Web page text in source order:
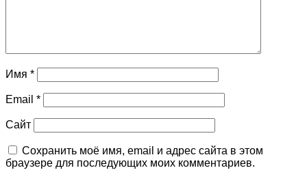
Имя *
Email *
Сайт
Сохранить моё имя, email и адрес сайта в этом
браузере для последующих моих комментариев.